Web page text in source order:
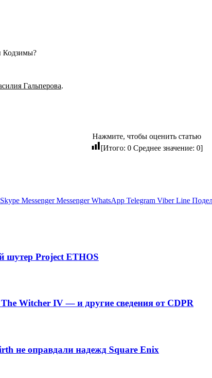
Кодзимы?
Гальперова.
Нажмите, чтобы оценить статью
[Итого: 0 Среднее значение: 0]
Skype Messenger Messenger WhatsApp Telegram Viber Line
шутер Project ETHOS
Witcher IV — и другие сведения от CDPR
не оправдали надежд Square Enix